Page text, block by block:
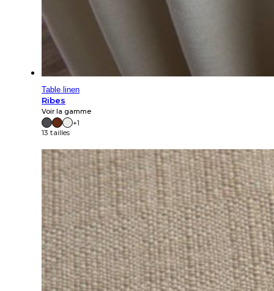
Table linen
Ribes
Voir la gamme
+1
13 tailles